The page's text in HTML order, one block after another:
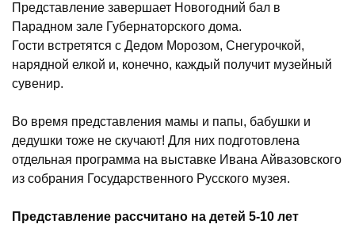
Представление завершает Новогодний бал в
Парадном зале Губернаторского дома.
Гости встретятся с Дедом Морозом, Снегурочкой,
нарядной елкой и, конечно, каждый получит музейный
сувенир.
Во время представления мамы и папы, бабушки и
дедушки тоже не скучают! Для них подготовлена
отдельная программа на выставке Ивана Айвазовского
из собрания Государственного Русского музея.
Представление рассчитано на детей 5-10 лет